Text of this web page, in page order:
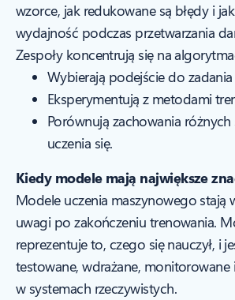
wzorce, jak redukowane są błędy i
wydajność podczas przetwarzania
Zespoły koncentrują się na
Wybierają podejście do
Eksperymentują z metodami
Porównują zachowania
uczenia się.
Kiedy modele mają największe
Modele uczenia maszynowego stają
uwagi po zakończeniu trenowania.
reprezentuje to, czego się nauczył, i
testowane, wdrażane, monitorowane
w systemach rzeczywistych.